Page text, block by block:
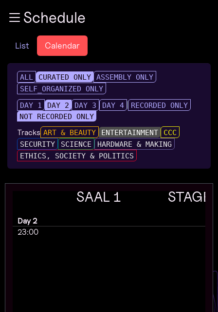
Zum InhaltSchedule
List Calendar
ALL CURATED ONLY
ASSEMBLY ONLY
SELF_ORGANIZED ONLY
DAY 1
DAY 2 DAY 3 DAY 4
RECORDED ONLY
NOT RECORDED ONLY
Tracks ART & BEAUTY ENTERTAINMENT
CCC
SECURITY
SCIENCE
HARDWARE & MAKING
ETHICS, SOCIETY & POLITICS
Day 2
23:00
SAAL 1 STAGE